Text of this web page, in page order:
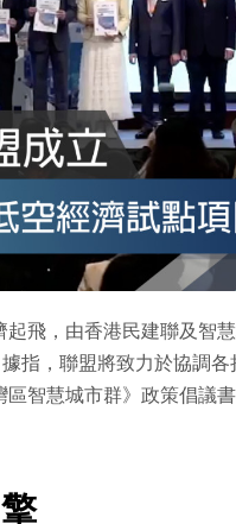
飛，由香港民建聯及智
指，聯盟將致力於協調
智慧城市群》政策倡議書